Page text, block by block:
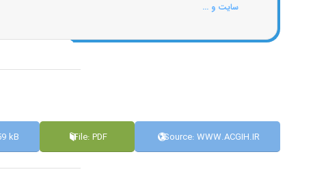
سایت و ...
Source: WWW.ACGIH.IR
File: PDF
kB